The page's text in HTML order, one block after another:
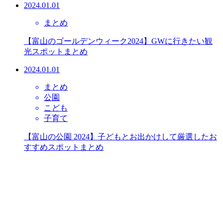
2024.01.01
まとめ
【富山のゴールデンウィーク2024】GWに行きたい観
光スポットまとめ
2024.01.01
まとめ
公園
こども
子育て
【富山の公園 2024】子どもとお出かけして厳選したお
すすめスポットまとめ